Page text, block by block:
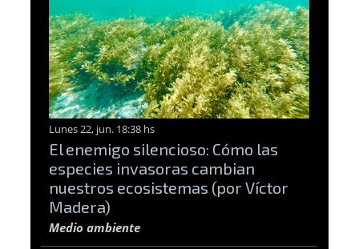
Lunes 22, jun. 18:38 hs
El enemigo silencioso: Cómo las
especies invasoras cambian
nuestros ecosistemas (por Víctor
Madera)
Medio ambiente